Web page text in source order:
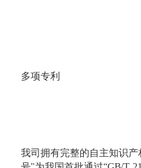
多项专利
我司拥有完整的自主知识